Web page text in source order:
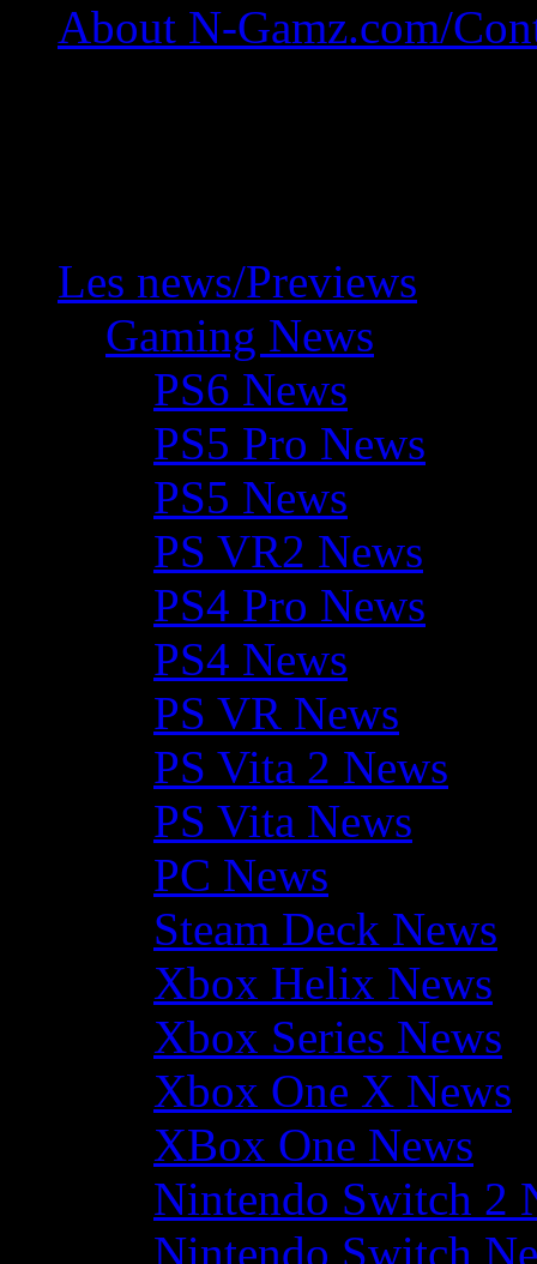
About N-Gamz.com/
Les news/Previews
Gaming News
PS6 News
PS5 Pro News
PS5 News
PS VR2 News
PS4 Pro News
PS4 News
PS VR News
PS Vita 2 News
PS Vita News
PC News
Steam Deck News
Xbox Helix News
Xbox Series News
Xbox One X News
XBox One News
Nintendo Switch 2
Nintendo Switch